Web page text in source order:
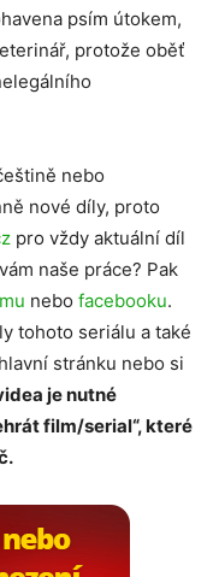
psím útokem,
protože oběť
nebo
nové díly, proto
pro vždy aktuální díl
naše práce? Pak
nebo facebooku.
tohoto seriálu a také
stránku nebo si
je nutné
film/serial“, které